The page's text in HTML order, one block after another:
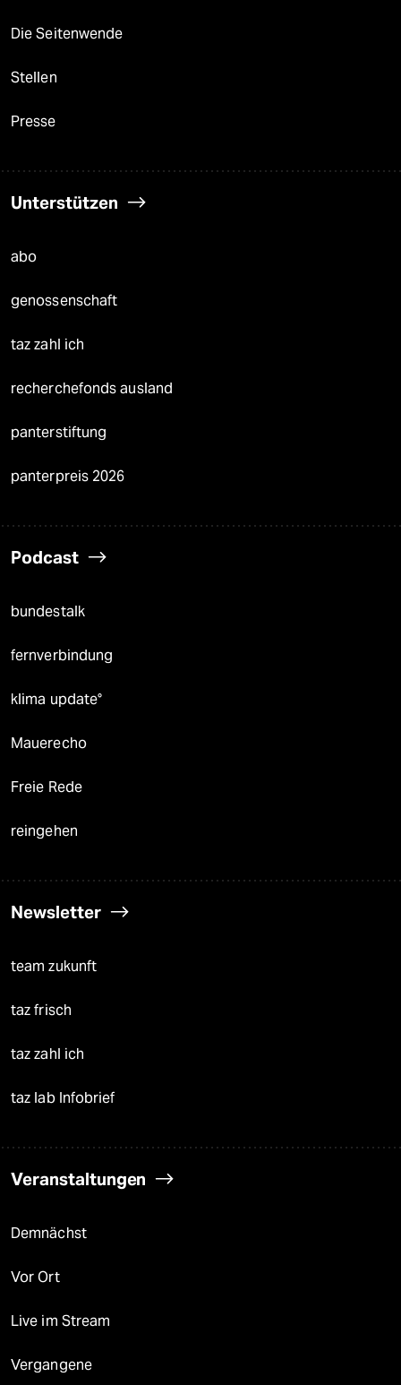
Die Seitenwende
Stellen
Presse
Unterstützen
abo
genossenschaft
taz zahl ich
recherchefonds ausland
panterstiftung
panterpreis 2026
Podcast
bundestalk
fernverbindung
klima update°
Mauerecho
Freie Rede
reingehen
Newsletter
team zukunft
taz frisch
taz zahl ich
taz lab Infobrief
Veranstaltungen
Demnächst
Vor Ort
Live im Stream
Vergangene